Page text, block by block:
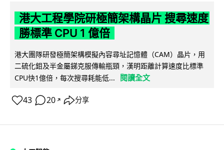
港大工程學院研極簡架構晶片 搜尋速度
勝標準 CPU 1 億倍
港大團隊研發極簡架構模擬內容尋址記憶體（CAM）晶片，用
二硫化鉬及半金屬銻克服傳輸瓶頸，漢明距離計算速度比標準
CPU快1億倍，每次搜尋耗能低...
閱讀全文
43 20 ↗ 分享